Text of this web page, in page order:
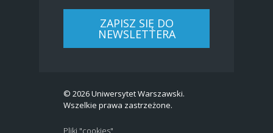
ZAPISZ SIĘ DO
NEWSLETTERA
© 2026 Uniwersytet Warszawski.
Wszelkie prawa zastrzeżone.
Pliki "cookies"